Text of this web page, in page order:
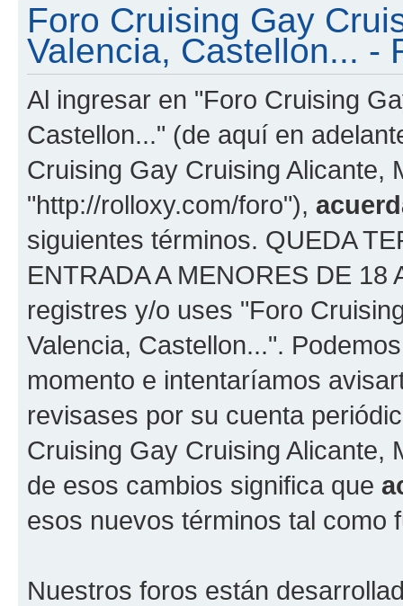
Foro Cruising Gay
Valencia, Castellon... -
Al ingresar en "Foro Cruising
Castellon..." (de aquí en
Cruising Gay Cruising Alicante,
"http://rolloxy.com/foro"),
siguientes términos. QUEDA
ENTRADA A MENORES DE
registres y/o uses "Foro
Valencia, Castellon...".
momento e intentaríamos
revisases por su cuenta
Cruising Gay Cruising Alicante,
de esos cambios significa que
esos nuevos términos tal como
Nuestros foros están